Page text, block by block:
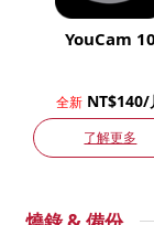
YouCam 10
全新 NT$140/
了解更多